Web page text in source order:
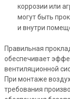
коррозии или
могут быть
и внутри
Правильная
обеспечивает
вентиляционной
При монтаже
требования